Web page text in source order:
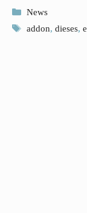
Kategorien
News
Schlagwörter
addon, dieses,